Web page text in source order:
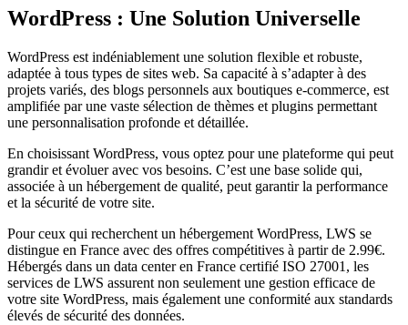
WordPress : Une Solution Universelle
WordPress est indéniablement une solution flexible et robuste,
adaptée à tous types de sites web. Sa capacité à s’adapter à des
projets variés, des blogs personnels aux boutiques e-commerce, est
amplifiée par une vaste sélection de thèmes et plugins permettant
une personnalisation profonde et détaillée.
En choisissant WordPress, vous optez pour une plateforme qui peut
grandir et évoluer avec vos besoins. C’est une base solide qui,
associée à un hébergement de qualité, peut garantir la performance
et la sécurité de votre site.
Pour ceux qui recherchent un hébergement WordPress, LWS se
distingue en France avec des offres compétitives à partir de 2.99€.
Hébergés dans un data center en France certifié ISO 27001, les
services de LWS assurent non seulement une gestion efficace de
votre site WordPress, mais également une conformité aux standards
élevés de sécurité des données.